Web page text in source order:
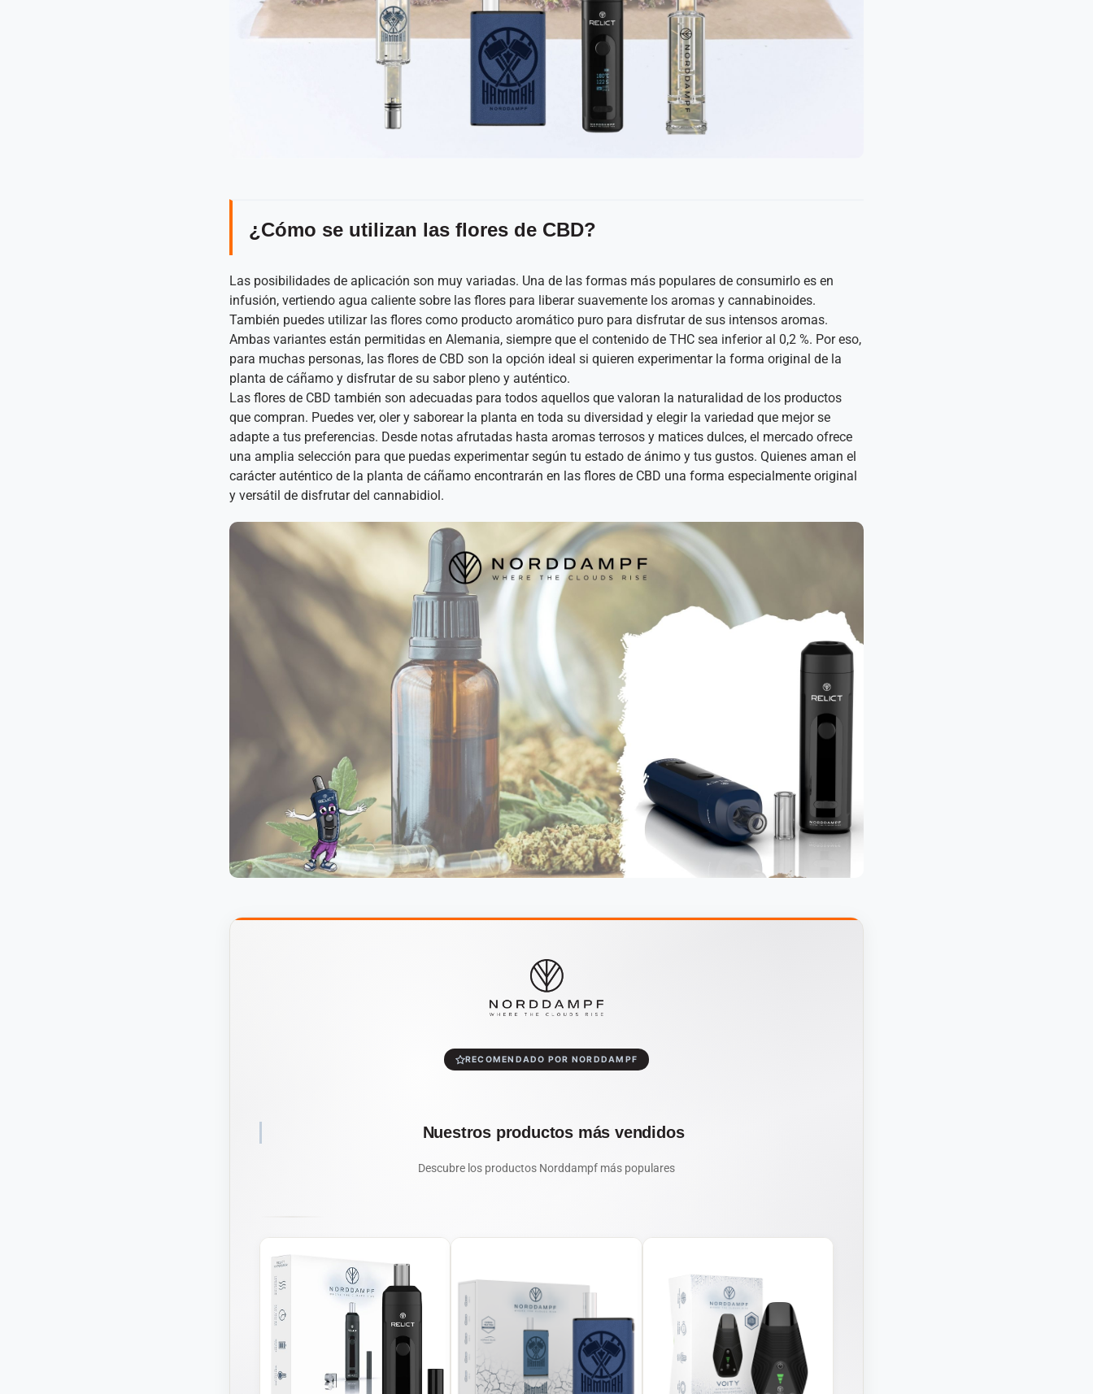
¿Cómo se utilizan las flores de CBD?
Las posibilidades de aplicación son muy variadas. Una de las formas más populares de consumirlo es en
infusión, vertiendo agua caliente sobre las flores para liberar suavemente los aromas y cannabinoides.
También puedes utilizar las flores como producto aromático puro para disfrutar de sus intensos aromas.
Ambas variantes están permitidas en Alemania, siempre que el contenido de THC sea inferior al 0,2 %. Por eso,
para muchas personas, las flores de CBD son la opción ideal si quieren experimentar la forma original de la
planta de cáñamo y disfrutar de su sabor pleno y auténtico.
Las flores de CBD también son adecuadas para todos aquellos que valoran la naturalidad de los productos
que compran. Puedes ver, oler y saborear la planta en toda su diversidad y elegir la variedad que mejor se
adapte a tus preferencias. Desde notas afrutadas hasta aromas terrosos y matices dulces, el mercado ofrece
una amplia selección para que puedas experimentar según tu estado de ánimo y tus gustos. Quienes aman el
carácter auténtico de la planta de cáñamo encontrarán en las flores de CBD una forma especialmente original
y versátil de disfrutar del cannabidiol.
RECOMENDADO POR NORDDAMPF
Nuestros productos más vendidos
Descubre los productos Norddampf más populares